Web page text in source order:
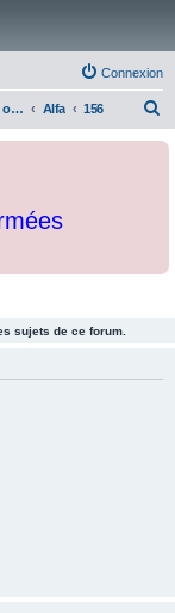
Connexion
Fichiers originaux Alfa 156
c
sujets de ce forum.